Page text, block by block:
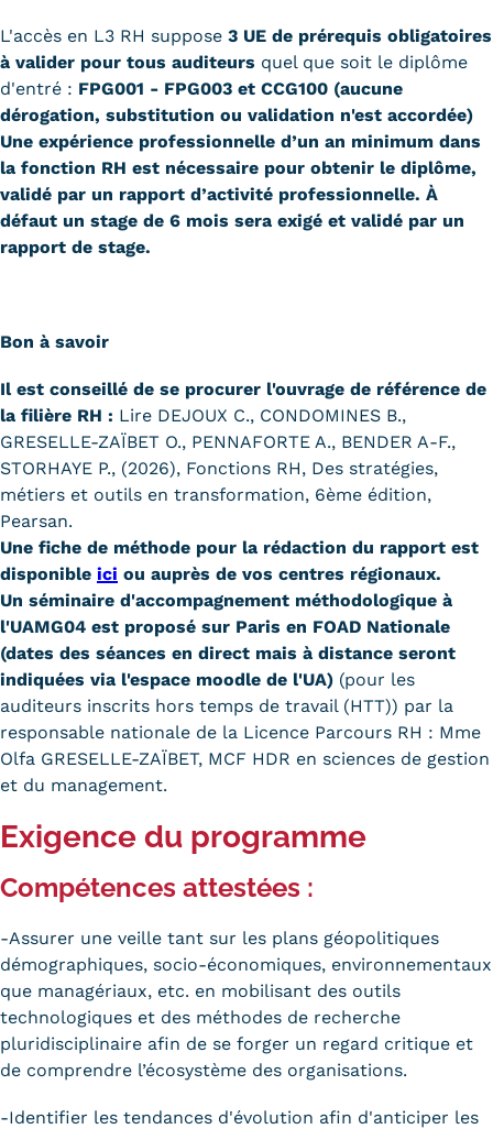
L'accès en L3 RH suppose 3 UE de prérequis obligatoires
à valider pour tous auditeurs quel que soit le diplôme
d'entré : FPG001 - FPG003 et CCG100 (aucune
dérogation, substitution ou validation n'est accordée)
Une expérience professionnelle d’un an minimum dans
la fonction RH est nécessaire pour obtenir le diplôme,
validé par un rapport d’activité professionnelle. À
défaut un stage de 6 mois sera exigé et validé par un
rapport de stage.
Bon à savoir
Il est conseillé de se procurer l'ouvrage de référence de
la filière RH : Lire DEJOUX C., CONDOMINES B.,
GRESELLE-ZAÏBET O., PENNAFORTE A., BENDER A-F.,
STORHAYE P., (2026), Fonctions RH, Des stratégies,
métiers et outils en transformation, 6ème édition,
Pearsan.
Une fiche de méthode pour la rédaction du rapport est
disponible ici ou auprès de vos centres régionaux.
Un séminaire d'accompagnement méthodologique à
l'UAMG04 est proposé sur Paris en FOAD Nationale
(dates des séances en direct mais à distance seront
indiquées via l'espace moodle de l'UA) (pour les
auditeurs inscrits hors temps de travail (HTT)) par la
responsable nationale de la Licence Parcours RH : Mme
Olfa GRESELLE-ZAÏBET, MCF HDR en sciences de gestion
et du management.
Exigence du programme
Compétences attestées :
-Assurer une veille tant sur les plans géopolitiques
démographiques, socio-économiques, environnementaux
que managériaux, etc. en mobilisant des outils
technologiques et des méthodes de recherche
pluridisciplinaire afin de se forger un regard critique et
de comprendre l’écosystème des organisations.
-Identifier les tendances d'évolution afin d'anticiper les